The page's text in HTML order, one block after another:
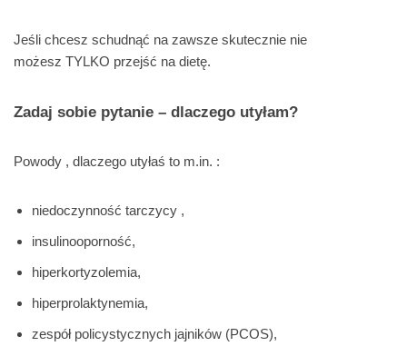
Jeśli chcesz schudnąć na zawsze skutecznie nie
możesz TYLKO przejść na dietę.
Zadaj sobie pytanie – dlaczego utyłam?
Powody , dlaczego utyłaś to m.in. :
niedoczynność tarczycy ,
insulinooporność,
hiperkortyzolemia,
hiperprolaktynemia,
zespół policystycznych jajników (PCOS),